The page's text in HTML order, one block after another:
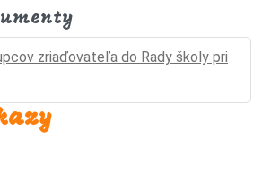
zriaďovateľa do Rady školy pri